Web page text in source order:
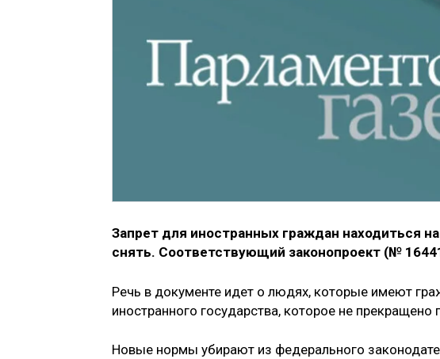
Запрет для иностранных граждан находиться
снять. Соответствующий законопроект (№
Речь в документе идет о людях, которые имеют
иностранного государства, которое не
Новые нормы убирают из федерального